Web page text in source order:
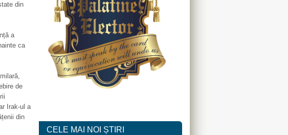
din
a
ca
de
Irak-ul a
din
CELE MAI NOI ȘTIRI